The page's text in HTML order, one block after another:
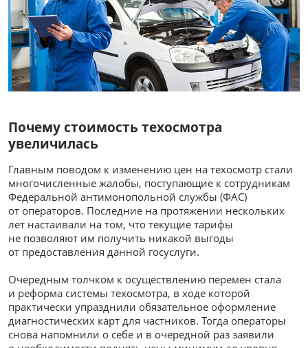
Почему стоимость техосмотра
увеличилась
Главным поводом к изменению цен на техосмотр стали
многочисленные жалобы, поступающие к сотрудникам
Федеральной антимонопольной службы (ФАС)
от операторов. Последние на протяжении нескольких
лет настаивали на том, что текущие тарифы
не позволяют им получить никакой выгоды
от предоставления данной госуслуги.
Очередным толчком к осуществлению перемен стала
и реформа системы техосмотра, в ходе которой
практически упразднили обязательное оформление
диагностических карт для частников. Тогда операторы
снова напомнили о себе и в очередной раз заявили